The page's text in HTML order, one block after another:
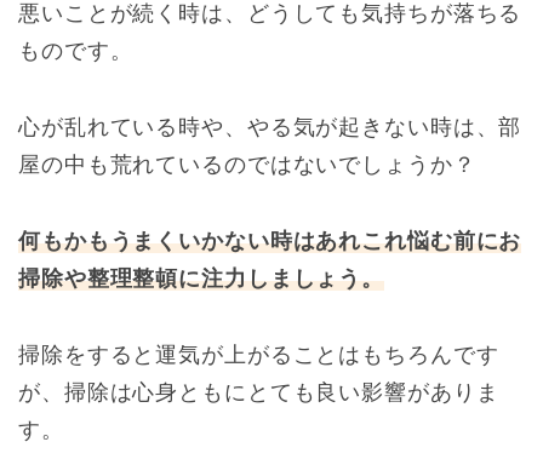
悪いことが続く時は、どうしても気持ちが落ちる
ものです。
心が乱れている時や、やる気が起きない時は、部
屋の中も荒れているのではないでしょうか？
何もかもうまくいかない時はあれこれ悩む前にお
掃除や整理整頓に注力しましょう。
掃除をすると運気が上がることはもちろんです
が、掃除は心身ともにとても良い影響がありま
す。